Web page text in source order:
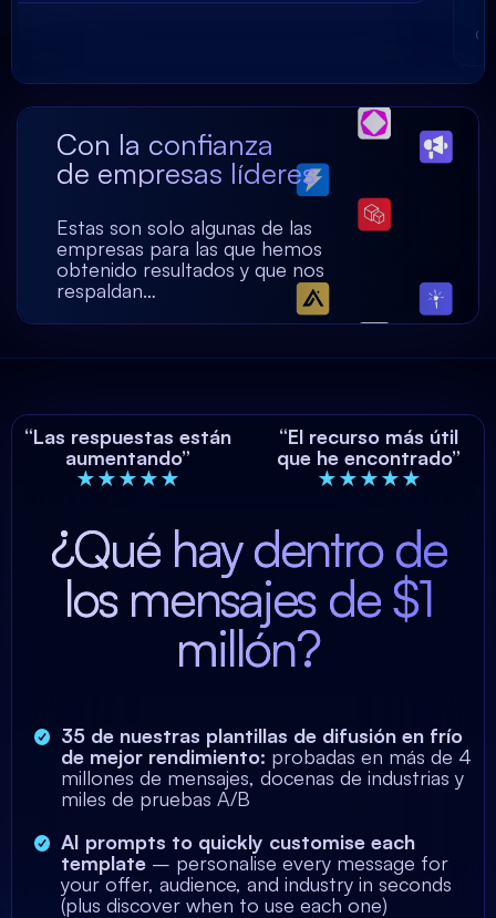
★★★★★
Con la confianza
de empresas líderes
Estas son solo algunas de las
empresas para las que hemos
obtenido resultados y que nos
respaldan…
“Las respuestas están
aumentando”
★★★★★
“El recurso más útil
que he encontrado”
★★★★★
¿Qué hay dentro de
los mensajes de $1
millón?
35 de nuestras plantillas de difusión en frío
de mejor rendimiento: probadas en más de 4
millones de mensajes, docenas de industrias y
miles de pruebas A/B
AI prompts to quickly customise each
template – personalise every message for
your offer, audience, and industry in seconds
(plus discover when to use each one)